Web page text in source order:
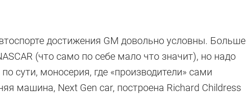
достижения GM довольно условны. Больше
(что само по себе мало что значит), но надо
сути, моносерия, где «производители» сами
машина, Next Gen car, построена Richard Childress